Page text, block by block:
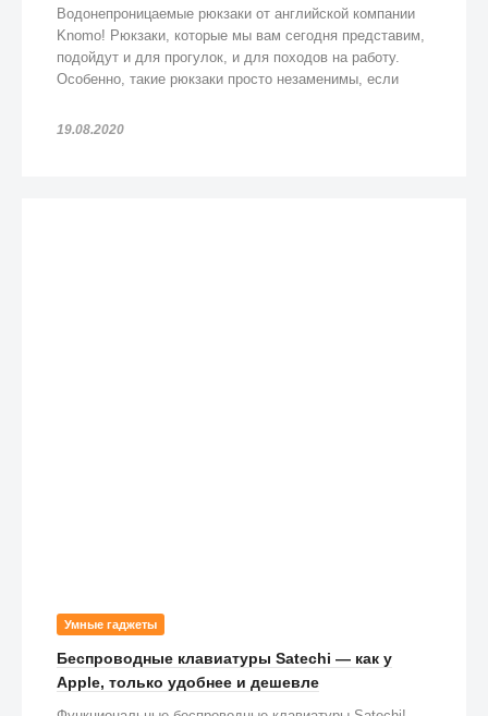
Водонепроницаемые рюкзаки от английской компании
Knomo! Рюкзаки, которые мы вам сегодня представим,
подойдут и для прогулок, и для походов на работу.
Особенно, такие рюкзаки просто незаменимы, если
19.08.2020
Умные гаджеты
Беспроводные клавиатуры Satechi — как у
Apple, только удобнее и дешевле